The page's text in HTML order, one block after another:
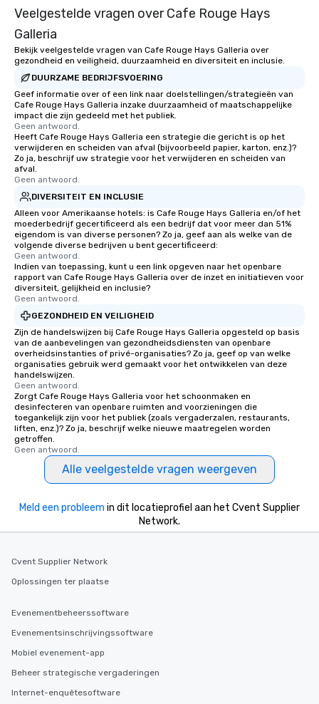
Veelgestelde vragen over Cafe Rouge Hays
Galleria
Bekijk veelgestelde vragen van Cafe Rouge Hays Galleria over
gezondheid en veiligheid, duurzaamheid en diversiteit en inclusie.
DUURZAME BEDRIJFSVOERING
Geef informatie over of een link naar doelstellingen/strategieën van
Cafe Rouge Hays Galleria inzake duurzaamheid of maatschappelijke
impact die zijn gedeeld met het publiek.
Geen antwoord.
Heeft Cafe Rouge Hays Galleria een strategie die gericht is op het
verwijderen en scheiden van afval (bijvoorbeeld papier, karton, enz.)?
Zo ja, beschrijf uw strategie voor het verwijderen en scheiden van
afval.
Geen antwoord.
DIVERSITEIT EN INCLUSIE
Alleen voor Amerikaanse hotels: is Cafe Rouge Hays Galleria en/of het
moederbedrijf gecertificeerd als een bedrijf dat voor meer dan 51%
eigendom is van diverse personen? Zo ja, geef aan als welke van de
volgende diverse bedrijven u bent gecertificeerd:
Geen antwoord.
Indien van toepassing, kunt u een link opgeven naar het openbare
rapport van Cafe Rouge Hays Galleria over de inzet en initiatieven voor
diversiteit, gelijkheid en inclusie?
Geen antwoord.
GEZONDHEID EN VEILIGHEID
Zijn de handelswijzen bij Cafe Rouge Hays Galleria opgesteld op basis
van de aanbevelingen van gezondheidsdiensten van openbare
overheidsinstanties of privé-organisaties? Zo ja, geef op van welke
organisaties gebruik werd gemaakt voor het ontwikkelen van deze
handelswijzen.
Geen antwoord.
Zorgt Cafe Rouge Hays Galleria voor het schoonmaken en
desinfecteren van openbare ruimten and voorzieningen die
toegankelijk zijn voor het publiek (zoals vergaderzalen, restaurants,
liften, enz.)? Zo ja, beschrijf welke nieuwe maatregelen worden
getroffen.
Geen antwoord.
Alle veelgestelde vragen weergeven
Meld een probleem in dit locatieprofiel aan het Cvent Supplier
Network.
Cvent Supplier Network
Oplossingen ter plaatse
Evenementbeheerssoftware
Evenementsinschrijvingssoftware
Mobiel evenement-app
Beheer strategische vergaderingen
Internet-enquêtesoftware